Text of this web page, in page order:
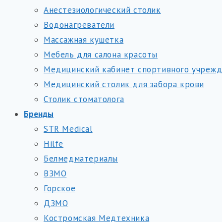
Анестезиологический столик
Водонагреватели
Массажная кушетка
Мебель для салона красоты
Медицинский кабинет спортивного
Медицинский столик для забора крови
Столик стоматолога
Бренды
STR Medical
Hilfe
Белмедматериалы
ВЗМО
Горское
ДЗМО
Костромская Медтехника